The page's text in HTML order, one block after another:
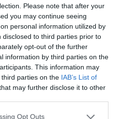
Please note that after your
you may continue seeing
personal information utilized by
to third parties prior to
opt-out of the further
information by third parties on the
This information may
parties on the IAB’s List of
may further disclose it to other
app uses one or more Google
Opt Outs
άνοιγμα των Στενών